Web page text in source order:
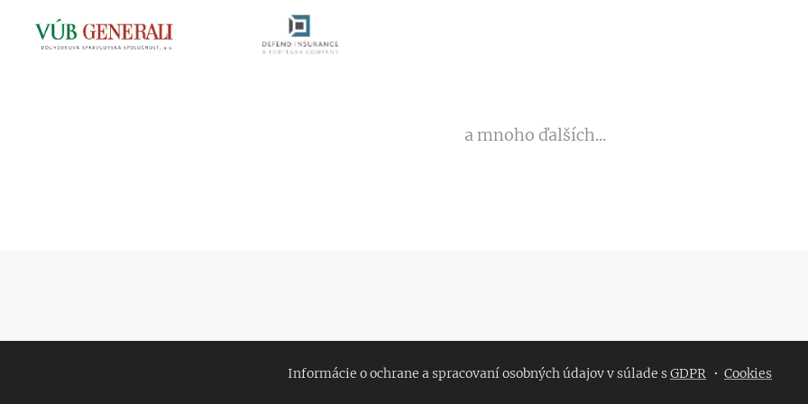
a mnoho ďalších...
Informácie o ochrane a spracovaní osobných údajov v súlade sGDPR Cookies